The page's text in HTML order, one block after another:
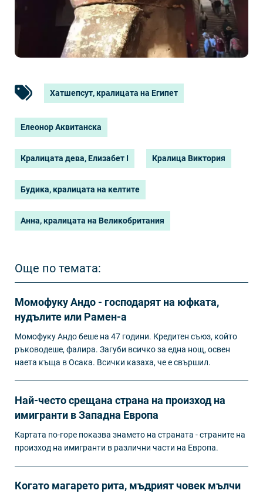
Хатшепсут, кралицата на Египет
Елеонор Аквитанска
Кралицата дева, Елизабет I Кралица Виктория
Будика, кралицата на келтите
Анна, кралицата на Великобритания
Още по темата:
Момофуку Андо - господарят на юфката,
нудълите или Рамен-а
Момофуку Андо беше на 47 години. Кредитен съюз, който
ръководеше, фалира. Загуби всичко за една нощ, освен
наета къща в Осака. Всички казаха, че е свършил.
Най-често срещана страна на произход на
имигранти в Западна Европа
Картата по-горе показва знамето на страната - страните на
произход на имигранти в различни части на Европа.
Когато магарето рита, мъдрият човек мълчи